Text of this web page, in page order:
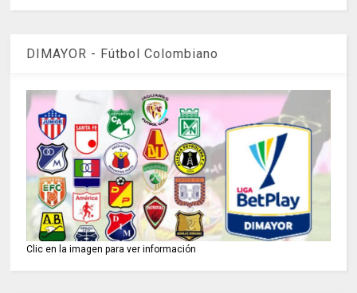
DIMAYOR - Fútbol Colombiano
Clic en la imagen para ver información